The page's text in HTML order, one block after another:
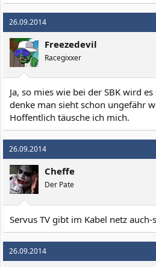
26.09.2014
Freezedevil
Racegixxer
Ja, so mies wie bei der SBK wird
denke man sieht schon ungefähr
Hoffentlich täusche ich mich.
26.09.2014
Cheffe
Der Pate
Servus TV gibt im Kabel netz
26.09.2014